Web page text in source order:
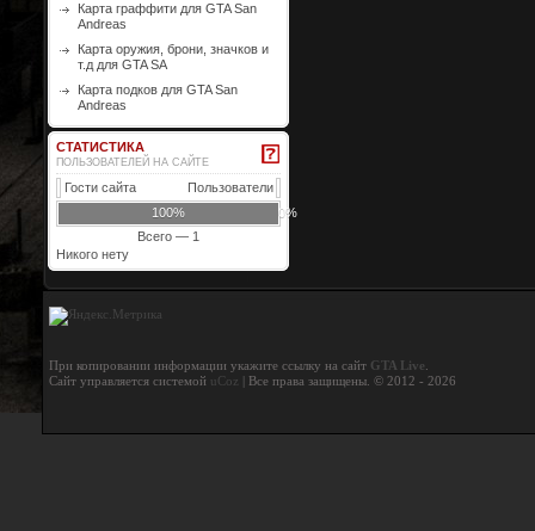
Карта граффити для GTA San
Andreas
Карта оружия, брони, значков и
т.д для GTA SA
Карта подков для GTA San
Andreas
СТАТИСТИКА
ПОЛЬЗОВАТЕЛЕЙ НА САЙТЕ
Пользователи
Гости сайта
100%
0%
Всего — 1
Никого нету
При копировании информации укажите ссылку на сайт GTA Live
Сайт управляется системой uCoz | Все права защищены. © 2012 - 2026